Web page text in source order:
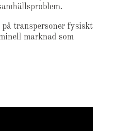
transpersoner fysiskt
marknad som